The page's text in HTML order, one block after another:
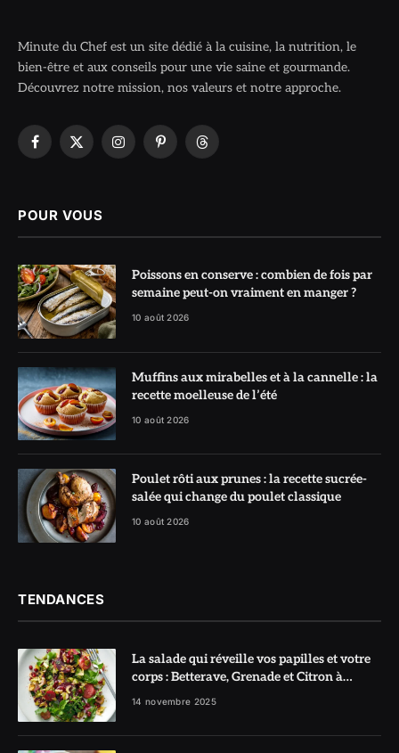
Minute du Chef est un site dédié à la cuisine, la nutrition, le
bien-être et aux conseils pour une vie saine et gourmande.
Découvrez notre mission, nos valeurs et notre approche.
Facebook
X
InstagramPinterestThreads
POUR VOUS
Poissons en conserve : combien de fois par
semaine peut-on vraiment en manger ?
10 août 2026
Muffins aux mirabelles et à la cannelle : la
recette moelleuse de l’été
10 août 2026
Poulet rôti aux prunes : la recette sucrée-
salée qui change du poulet classique
10 août 2026
TENDANCES
La salade qui réveille vos papilles et votre
corps : Betterave, Grenade et Citron à
l’honneur
14 novembre 2025